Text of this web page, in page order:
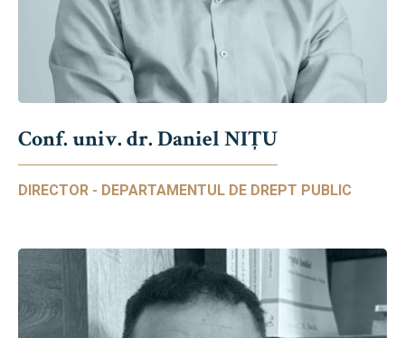
Conf. univ. dr. Daniel NIŢU
DIRECTOR - DEPARTAMENTUL DE DREPT PUBLIC